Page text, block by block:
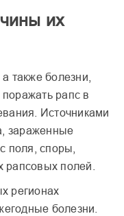
их
также болезни,
рапс в
Источниками
зараженные
поля, споры,
рапсовых полей.
регионах
болезни.